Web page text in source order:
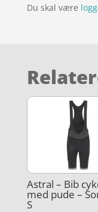
Du skal være
Astral – Bib
med pude –
S